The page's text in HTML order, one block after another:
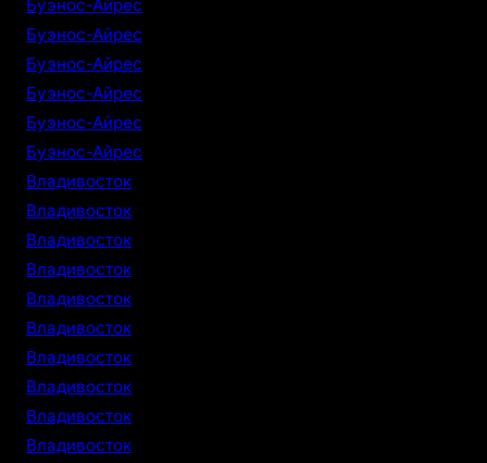
Буэнос-Айрес
Буэнос-Айрес
Буэнос-Айрес
Буэнос-Айрес
Буэнос-Айрес
Буэнос-Айрес
Владивосток
Владивосток
Владивосток
Владивосток
Владивосток
Владивосток
Владивосток
Владивосток
Владивосток
Владивосток